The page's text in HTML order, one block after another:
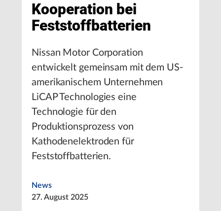
Kooperation bei
Feststoffbatterien
Nissan Motor Corporation
entwickelt gemeinsam mit dem US-
amerikanischem Unternehmen
LiCAP Technologies eine
Technologie für den
Produktionsprozess von
Kathodenelektroden für
Feststoffbatterien.
News
27. August 2025